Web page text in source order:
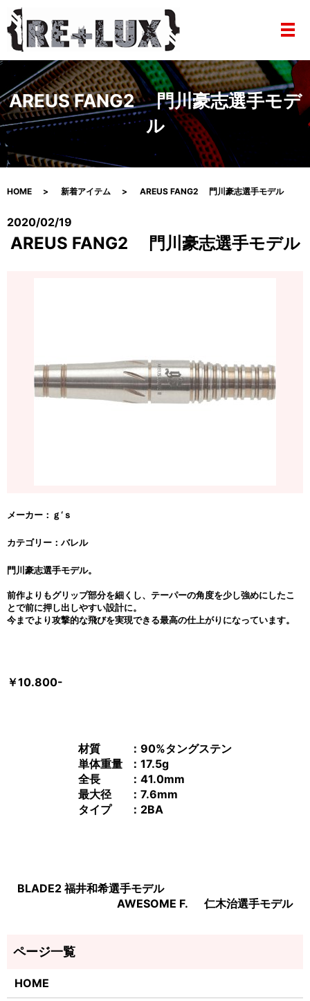
メ
AREUS FANG2 門川豪志選手モデ
ル
HOME 新着アイテム AREUS FANG2 門川豪志選手モデル
2020/02/19
AREUS FANG2 門川豪志選手モデル
メーカー：ｇ‘ｓ
カテゴリー：バレル
門川豪志選手モデル。
前作よりもグリップ部分を細くし、テーパーの角度を少し強めにしたこ
とで前に押し出しやすい設計に。
今までより攻撃的な飛びを実現できる最高の仕上がりになっています。
￥10.800-
材質
単体重量
全長
最大径
タイプ
：90%タングステン
：17.5g
：41.0mm
：7.6mm
：2BA
BLADE2 福井和希選手モデル
AWESOME F. 仁木治選手モデル
HOME